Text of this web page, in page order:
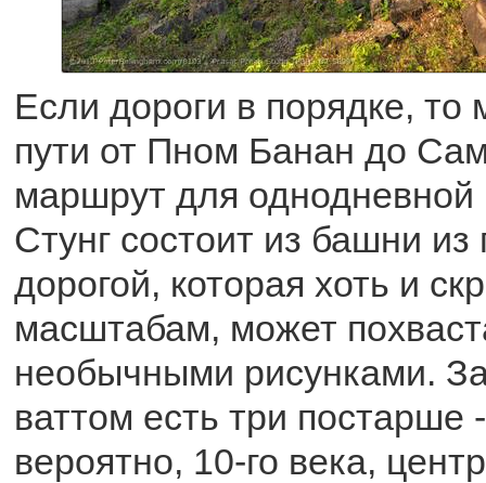
Если дороги в порядке, то
пути от Пном Банан до
маршрут для однодневной
Стунг состоит из башни
дорогой, которая хоть и
масштабам, может
необычными рисунками.
ваттом есть три постарше
вероятно, 10-го века,